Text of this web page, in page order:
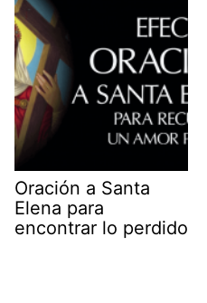
Oración a Santa
Elena para
encontrar lo perdido